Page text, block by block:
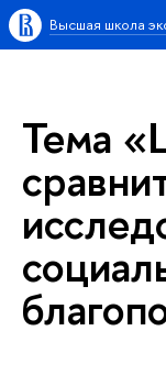
Высшая школа
Тема